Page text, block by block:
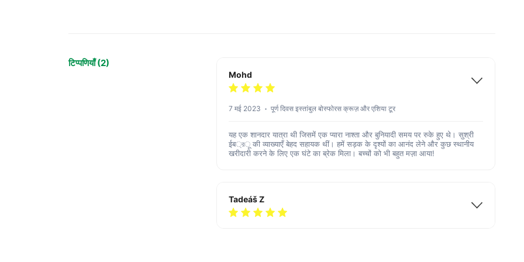
टिप्पणियाँ (2)
Mohd
7 मई 2023 पूर्ण दिवस इस्तांबुल बोस्फोरस क्रूज़ और एशिया टूर
यह एक शानदार यात्रा थी जिसमें एक प्यारा नाश्ता और बुनियादी समय पर रुके हुए थे। सुश्री
ईब্রू की व्याख्याएँ बेहद सहायक थीं। हमें सड़क के दृश्यों का आनंद लेने और कुछ स्थानीय
खरीदारी करने के लिए एक घंटे का ब्रेक मिला। बच्चों को भी बहुत मज़ा आया!
Tadeáš Z